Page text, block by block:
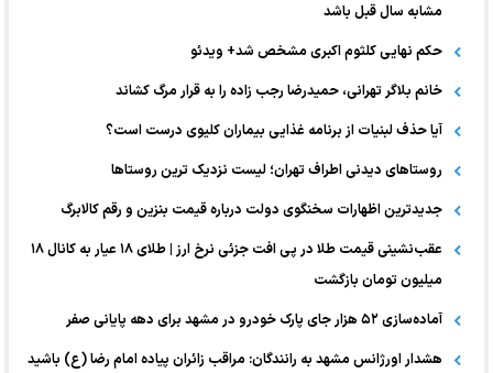
مشابه سال قبل باشد
حکم نهایی کلثوم اکبری مشخص شد+ ویدئو
خانم بلاگر تهرانی، حمیدرضا رجب زاده را به قرار مرگ کشاند
آیا حذف لبنیات از برنامه غذایی بیماران کلیوی درست است؟
روستاهای دیدنی اطراف تهران؛ لیست نزدیک ترین روستاها
جدیدترین اظهارات سخنگوی دولت درباره قیمت بنزین و رقم کالابرگ
عقب‌نشینی قیمت طلا در پی افت جزئی نرخ ارز | طلای ۱۸ عیار به کانال ۱۸
میلیون تومان بازگشت
آماده‌سازی ۵۲ هزار جای پارک خودرو در مشهد برای دهه پایانی صفر
هشدار اورژانس مشهد به رانندگان: مراقب زائران پیاده امام رضا (ع) باشید